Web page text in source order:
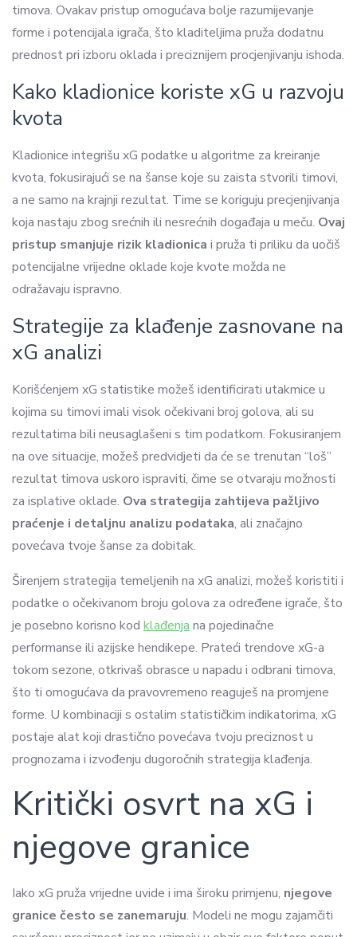
timova. Ovakav pristup omogućava bolje razumijevanje
forme i potencijala igrača, što kladiteljima pruža dodatnu
prednost pri izboru oklada i preciznijem procjenjivanju ishoda.
Kako kladionice koriste xG u razvoju
kvota
Kladionice integrišu xG podatke u algoritme za kreiranje
kvota, fokusirajući se na šanse koje su zaista stvorili timovi,
a ne samo na krajnji rezultat. Time se koriguju precjenjivanja
koja nastaju zbog srećnih ili nesrećnih događaja u meču. Ovaj
pristup smanjuje rizik kladionica i pruža ti priliku da uočiš
potencijalne vrijedne oklade koje kvote možda ne
odražavaju ispravno.
Strategije za klađenje zasnovane na
xG analizi
Korišćenjem xG statistike možeš identificirati utakmice u
kojima su timovi imali visok očekivani broj golova, ali su
rezultatima bili neusaglašeni s tim podatkom. Fokusiranjem
na ove situacije, možeš predvidjeti da će se trenutan “loš”
rezultat timova uskoro ispraviti, čime se otvaraju možnosti
za isplative oklade. Ova strategija zahtijeva pažljivo
praćenje i detaljnu analizu podataka, ali značajno
povećava tvoje šanse za dobitak.
Širenjem strategija temeljenih na xG analizi, možeš koristiti i
podatke o očekivanom broju golova za određene igrače, što
je posebno korisno kod klađenja na pojedinačne
performanse ili azijske hendikepe. Prateći trendove xG-a
tokom sezone, otkrivaš obrasce u napadu i odbrani timova,
što ti omogućava da pravovremeno reaguješ na promjene
forme. U kombinaciji s ostalim statističkim indikatorima, xG
postaje alat koji drastično povećava tvoju preciznost u
prognozama i izvođenju dugoročnih strategija klađenja.
Kritički osvrt na xG i
njegove granice
Iako xG pruža vrijedne uvide i ima široku primjenu, njegove
granice često se zanemaruju. Modeli ne mogu zajamčiti